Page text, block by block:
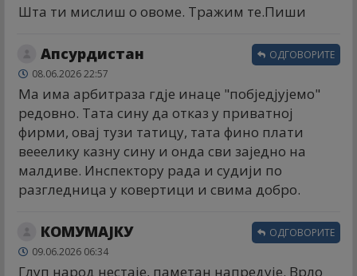
Шта ти мислиш о овоме. Тражим те.Пиши
Апсурдистан
08.06.2026 22:57
Ма има арбитраза гдје инаце "побједјујемо"
редовно. Тата сину да отказ у приватној
фирми, овај тузи татицу, тата фино плати
вееелику казну сину и онда сви заједно на
малдиве. Инспектору рада и судији по
разгледница у ковертици и свима добро.
ОДГОВОРИТЕ
КОМУМАЈКУ
09.06.2026 06:34
Глуп народ нестаје, паметан напредује. Врло
ОДГОВОРИТЕ